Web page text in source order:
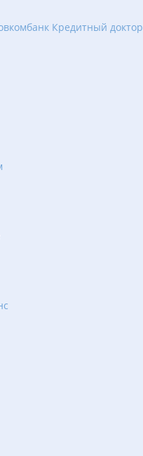
Кредитный доктор